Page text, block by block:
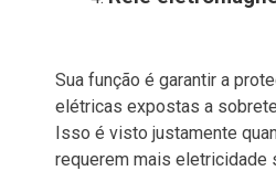
Sua função é garantir a
elétricas expostas a
Isso é visto justamente
requerem mais eletricidade